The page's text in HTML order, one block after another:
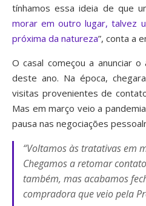
tínhamos essa ideia de que
morar em outro lugar, talvez
próxima da natureza”, conta a
O casal começou a anunciar
deste ano. Na época,
visitas provenientes de
Mas em março veio a
pausa nas negociações
“Voltamos às tratativas em
Chegamos a retomar
também, mas acabamos
compradora que veio pela